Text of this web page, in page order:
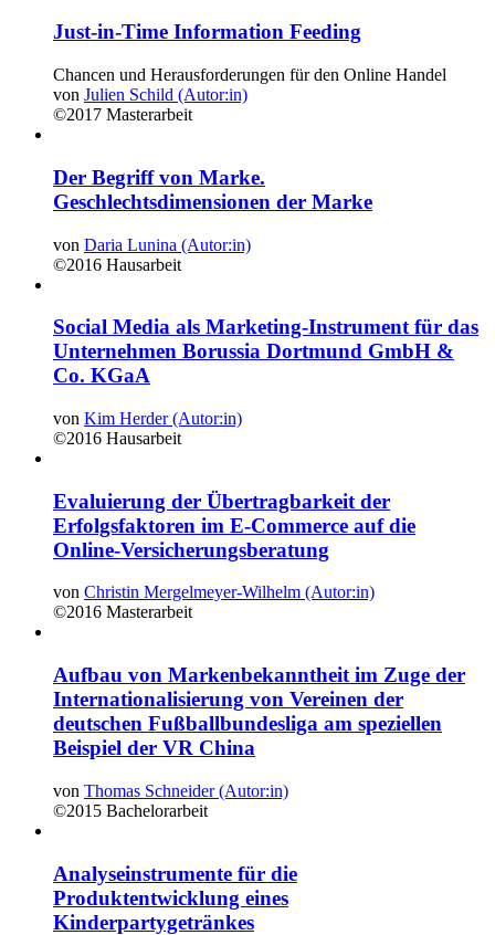
Just-in-Time Information Feeding
Chancen und Herausforderungen für den Online Handel
von Julien Schild (Autor:in)
©2017 Masterarbeit
Der Begriff von Marke.
Geschlechtsdimensionen der Marke
von Daria Lunina (Autor:in)
©2016 Hausarbeit
Social Media als Marketing-Instrument für das
Unternehmen Borussia Dortmund GmbH &
Co. KGaA
von Kim Herder (Autor:in)
©2016 Hausarbeit
Evaluierung der Übertragbarkeit der
Erfolgsfaktoren im E-Commerce auf die
Online-Versicherungsberatung
von Christin Mergelmeyer-Wilhelm (Autor:in)
©2016 Masterarbeit
Aufbau von Markenbekanntheit im Zuge der
Internationalisierung von Vereinen der
deutschen Fußballbundesliga am speziellen
Beispiel der VR China
von Thomas Schneider (Autor:in)
©2015 Bachelorarbeit
Analyseinstrumente für die
Produktentwicklung eines
Kinderpartygetränkes